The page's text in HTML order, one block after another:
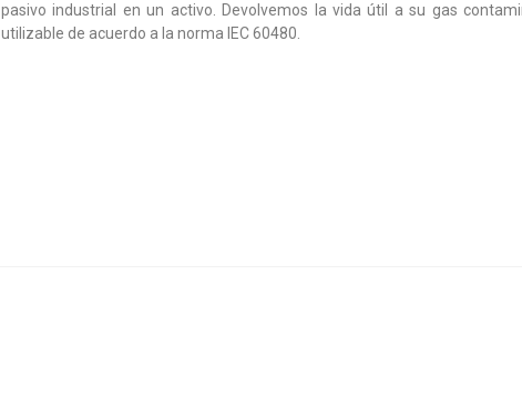
pasivo industrial en un activo. Devolvemos la vida útil a su gas
utilizable de acuerdo a la norma IEC 60480.